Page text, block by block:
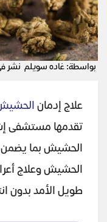
بواسطة: غاده سويلم نشر في: 19
علاج إدمان
تقدمها مستشفى
الحشيش بما يضمن
الحشيش وعلاج
طويل الأمد بدون